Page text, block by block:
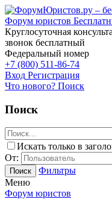
Форум юристов
Круглосуточная
звонок бесплатный
Федеральный номер
+7 (800) 511-86-74
Вход Регистрация
Что нового? Поиск
Поиск
Искать только в
От:
Поиск
Фильтры
Меню
Форум юристов